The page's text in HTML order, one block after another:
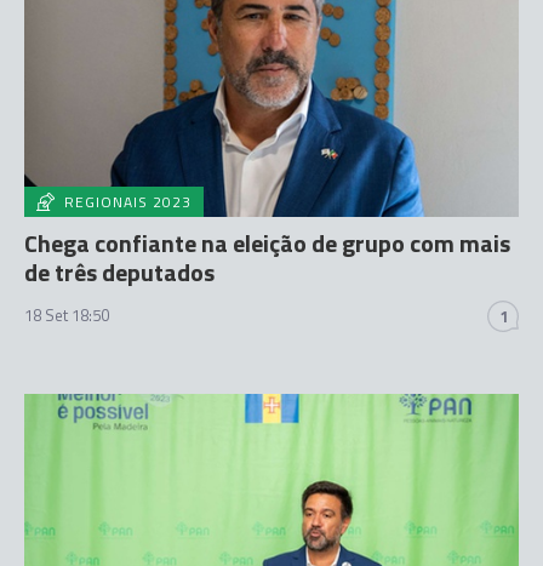
REGIONAIS 2023
Chega confiante na eleição de grupo com mais
de três deputados
18 Set 18:50 1